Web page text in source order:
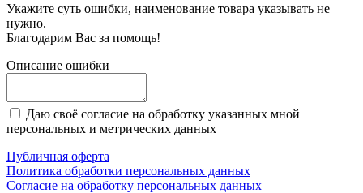
Укажите суть ошибки, наименование товара указывать не
нужно.
Благодарим Вас за помощь!
Описание ошибки
Даю своё согласие на обработку указанных мной
персональных и метрических данных
Публичная оферта
Политика обработки персональных данных
Согласие на обработку персональных данных